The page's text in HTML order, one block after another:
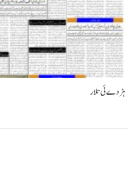
ہڑدے ئی تلار